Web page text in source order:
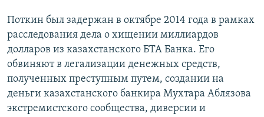
Поткин был задержан в октябре 2014 года в рамках
расследования дела о хищении миллиардов
долларов из казахстанского БТА Банка. Его
обвиняют в легализации денежных средств,
полученных преступным путем, создании на
деньги казахстанского банкира Мухтара Аблязова
экстремистского сообщества, диверсии и